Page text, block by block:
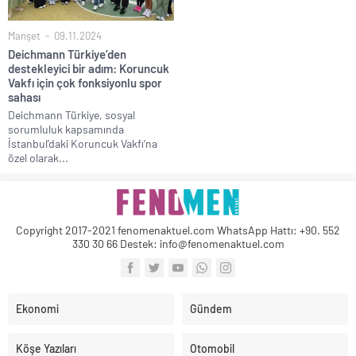
Manşet 09.11.2024
Deichmann Türkiye’den
destekleyici bir adım: Koruncuk
Vakfı için çok fonksiyonlu spor
sahası
Deichmann Türkiye, sosyal
sorumluluk kapsamında
İstanbul’daki Koruncuk Vakfı’na
özel olarak...
Copyright 2017-2021 fenomenaktuel.com WhatsApp Hattı: +90. 552
330 30 66 Destek: info@fenomenaktuel.com
Ekonomi Gündem
Köşe Yazıları Otomobil